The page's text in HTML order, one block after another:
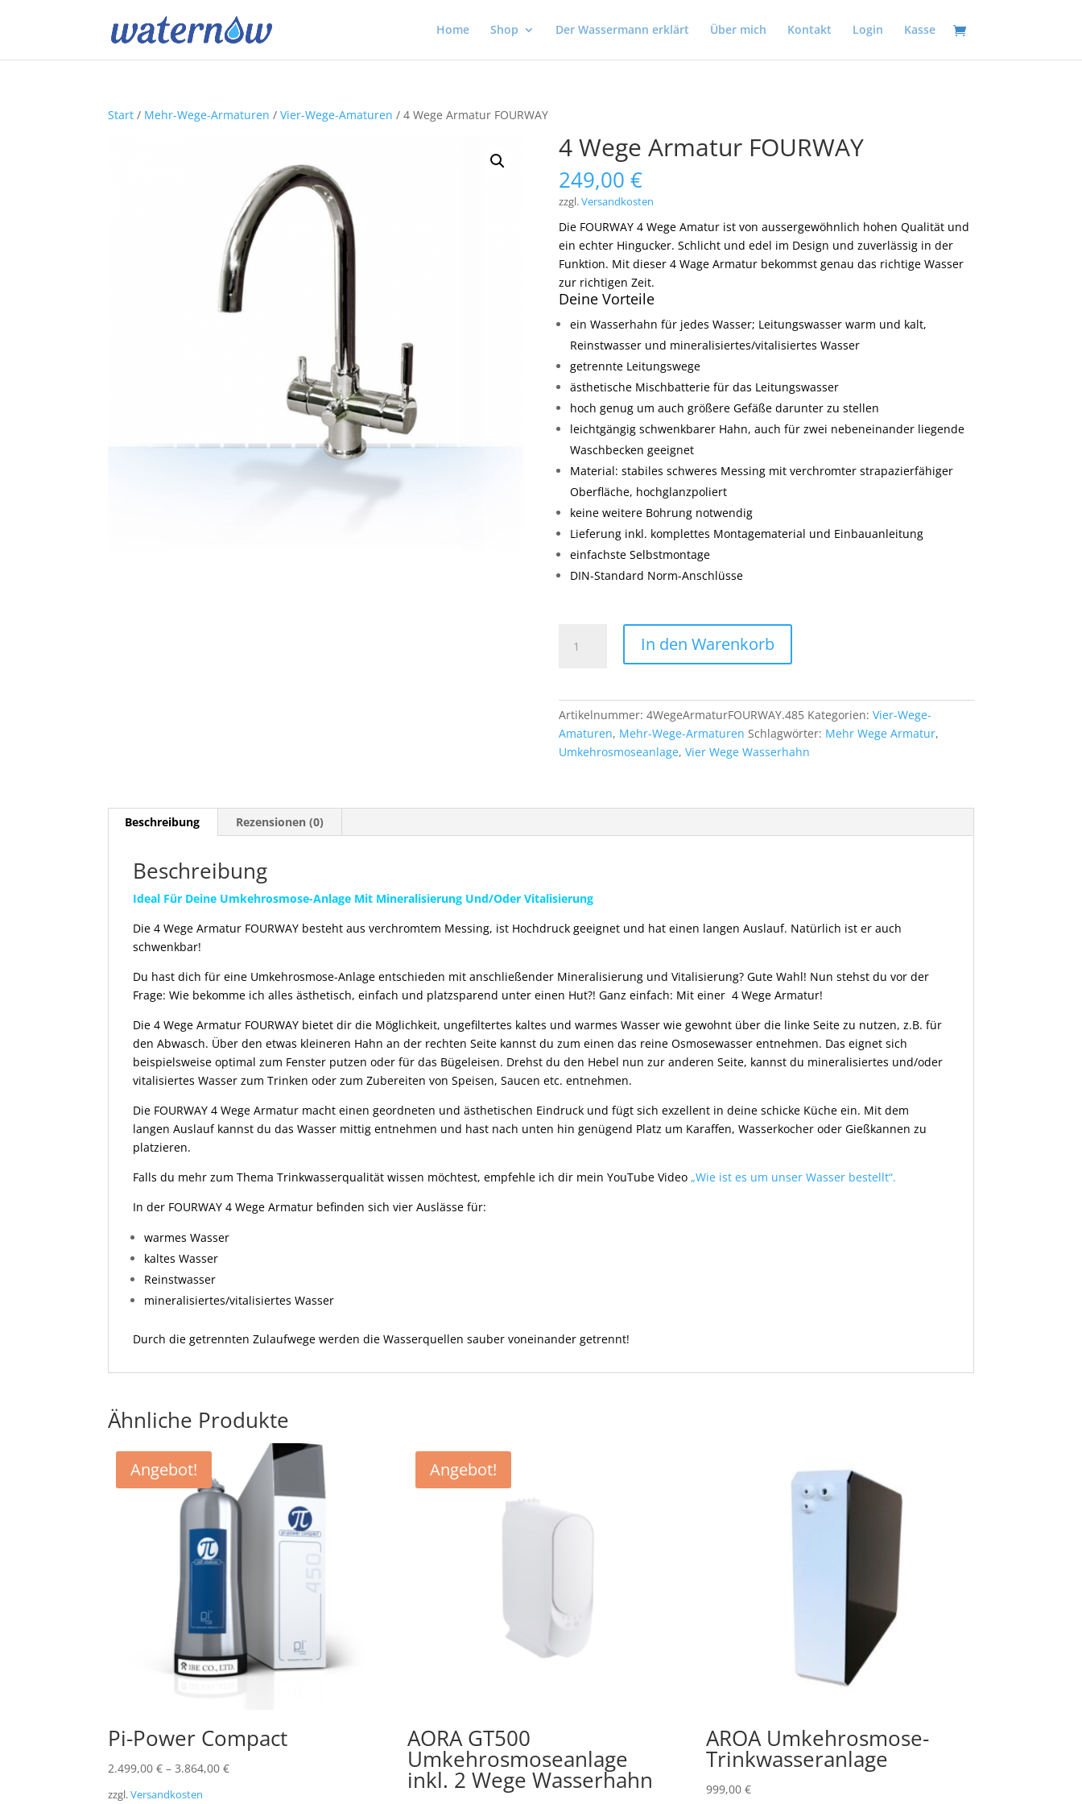
Home Shop Der Wassermann erklärt Über mich Kontakt Login Kasse
Start / Mehr-Wege-Armaturen /Vier-Wege-Amaturen / 4 Wege Armatur FOURWAY
4 Wege Armatur FOURWAY
249,00 €
zzgl.Versandkosten
Die FOURWAY 4 Wege Amatur ist von aussergewöhnlich hohen Qualität und
ein echter Hingucker. Schlicht und edel im Design und zuverlässig in der
Funktion. Mit dieser 4 Wage Armatur bekommst genau das richtige Wasser
zur richtigen Zeit.
Deine Vorteile
ein Wasserhahn für jedes Wasser; Leitungswasser warm und kalt,
Reinstwasser und mineralisiertes/vitalisiertes Wasser
getrennte Leitungswege
ästhetische Mischbatterie für das Leitungswasser
hoch genug um auch größere Gefäße darunter zu stellen
leichtgängig schwenkbarer Hahn, auch für zwei nebeneinander liegende
Waschbecken geeignet
Material: stabiles schweres Messing mit verchromter strapazierfähiger
Oberfläche, hochglanzpoliert
keine weitere Bohrung notwendig
Lieferung inkl. komplettes Montagematerial und Einbauanleitung
einfachste Selbstmontage
DIN-Standard Norm-Anschlüsse
Wege
Menge
In den Warenkorb
Artikelnummer: 4WegeArmaturFOURWAY.485 Kategorien: Vier-Wege-
Amaturen, Mehr-Wege-Armaturen Schlagwörter: Mehr Wege Armatur,
Umkehrosmoseanlage, Vier Wege Wasserhahn
Beschreibung Rezensionen (0)
Beschreibung
Ideal Für Deine Umkehrosmose-Anlage Mit Mineralisierung Und/Oder Vitalisierung
Die 4 Wege Armatur FOURWAY besteht aus verchromtem Messing, ist Hochdruck geeignet und hat einen langen Auslauf. Natürlich ist er auch
schwenkbar!
Du hast dich für eine Umkehrosmose-Anlage entschieden mit anschließender Mineralisierung und Vitalisierung? Gute Wahl! Nun stehst du vor der
Frage: Wie bekomme ich alles ästhetisch, einfach und platzsparend unter einen Hut?! Ganz einfach: Mit einer 4 Wege Armatur!
Die 4 Wege Armatur FOURWAY bietet dir die Möglichkeit, ungefiltertes kaltes und warmes Wasser wie gewohnt über die linke Seite zu nutzen, z.B. für
den Abwasch. Über den etwas kleineren Hahn an der rechten Seite kannst du zum einen das reine Osmosewasser entnehmen. Das eignet sich
beispielsweise optimal zum Fenster putzen oder für das Bügeleisen. Drehst du den Hebel nun zur anderen Seite, kannst du mineralisiertes und/oder
vitalisiertes Wasser zum Trinken oder zum Zubereiten von Speisen, Saucen etc. entnehmen.
Die FOURWAY 4 Wege Armatur macht einen geordneten und ästhetischen Eindruck und fügt sich exzellent in deine schicke Küche ein. Mit dem
langen Auslauf kannst du das Wasser mittig entnehmen und hast nach unten hin genügend Platz um Karaffen, Wasserkocher oder Gießkannen zu
platzieren.
Falls du mehr zum Thema Trinkwasserqualität wissen möchtest, empfehle ich dir mein YouTube Video„Wie ist es um unser Wasser bestellt“.
In der FOURWAY 4 Wege Armatur befinden sich vier Auslässe für:
warmes Wasser
kaltes Wasser
Reinstwasser
mineralisiertes/vitalisiertes Wasser
Durch die getrennten Zulaufwege werden die Wasserquellen sauber voneinander getrennt!
Ähnliche Produkte
Angebot!
Pi-Power Compact
2.499,00€ –3.864,00€
zzgl.Versandkosten
Angebot!
AORA GT500
Umkehrosmoseanlage
inkl. 2 Wege Wasserhahn
AROA Umkehrosmose-
Trinkwasseranlage
999,00€